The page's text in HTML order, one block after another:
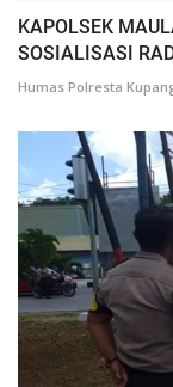
KAPOLSEK
SOSIALISASI
Humas Polresta